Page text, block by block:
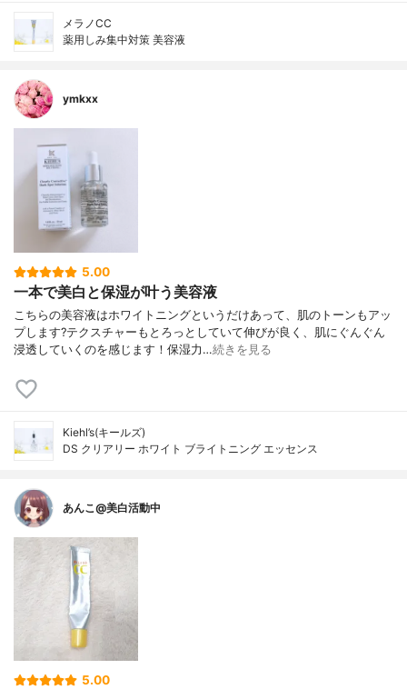
メラノCC
薬用しみ集中対策 美容液
ymkxx
5.00
一本で美白と保湿が叶う美容液
こちらの美容液はホワイトニングというだけあって、肌のトーンもアッ
プします?テクスチャーもとろっとしていて伸びが良く、肌にぐんぐん
浸透していくのを感じます！保湿力…続きを見る
Kiehl’s(キールズ)
DS クリアリー ホワイト ブライトニング エッセンス
あんこ@美白活動中
5.00